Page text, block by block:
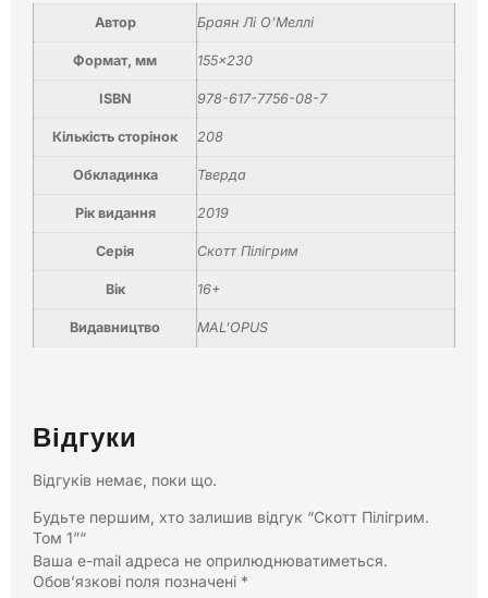
Автор Браян Лі О’Меллі
Формат, мм 155×230
ISBN 978-617-7756-08-7
Кількість сторінок 208
Обкладинка Тверда
Рік видання 2019
Серія Скотт Пілігрим
Вік 16+
Видавництво MAL'OPUS
Відгуки
Відгуків немає, поки що.
Будьте першим, хто залишив відгук “Скотт Пілігрим.
Том 1”“
Ваша e-mail адреса не оприлюднюватиметься.
Обов’язкові поля позначені *